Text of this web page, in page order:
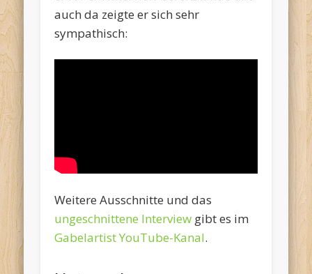
auch da zeigte er sich sehr
sympathisch:
Weitere Ausschnitte und das
ungeschnittene Interview gibt es im
Gabelartist YouTube-Kanal.